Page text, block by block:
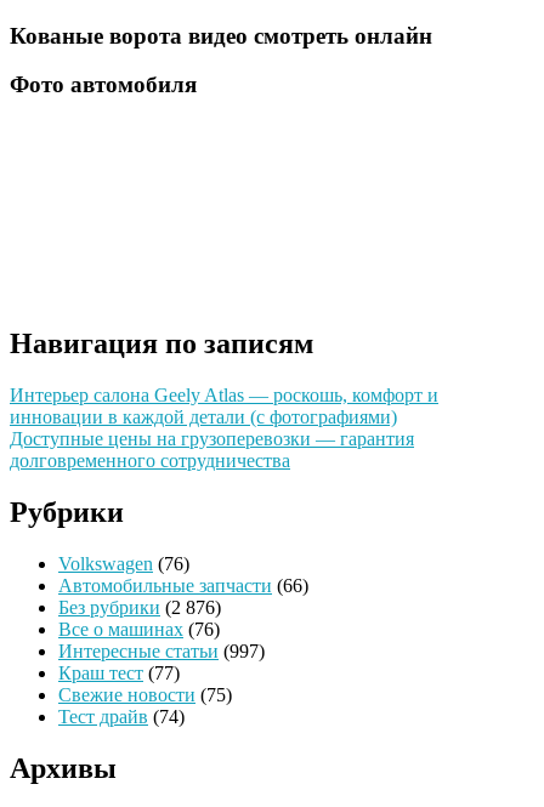
Кованые ворота видео смотреть онлайн
Фото автомобиля
Навигация по записям
Интерьер салона Geely Atlas — роскошь, комфорт и
инновации в каждой детали (с фотографиями)
Доступные цены на грузоперевозки — гарантия
долговременного сотрудничества
Рубрики
Volkswagen (76)
Автомобильные запчасти (66)
Без рубрики (2 876)
Все о машинах (76)
Интересные статьи (997)
Краш тест (77)
Свежие новости (75)
Тест драйв (74)
Архивы